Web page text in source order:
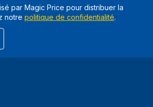
par Magic Price pour distribuer la
notre politique de confidentialité.